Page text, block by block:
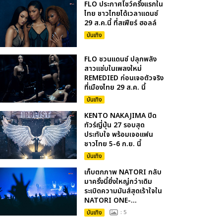
FLO ประกาศโชว์ครั้งแรกใน
ไทย ชาวไทยได้เวลาแดนซ์
29 ส.ค.นี้ ที่สเฟียร์ ฮอลล์
บันเทิง
FLO ชวนแดนซ์ ปลุกพลัง
สาวแซ่บในเพลงใหม่
REMEDIED ก่อนเจอตัวจริง
ที่เมืองไทย 29 ส.ค. นี้
บันเทิง
KENTO NAKAJIMA ปิด
ทัวร์ญี่ปุ่น 27 รอบสุด
ประทับใจ พร้อมเจอแฟน
ชาวไทย 5-6 ก.ย. นี้
บันเทิง
เก็บตกภาพ NATORI กลับ
มาครั้งนี้ยิ่งใหญ่กว่าเดิม
ระเบิดความมันส์สุดเร้าใจใน
NATORI ONE-...
บันเทิง : 5